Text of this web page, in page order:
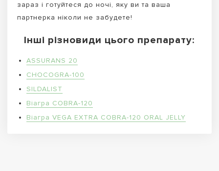
зараз і готуйтеся до ночі, яку ви та ваша
партнерка ніколи не забудете!
Інші різновиди цього препарату:
ASSURANS 20
CHOCOGRA-100
SILDALIST
Віагра COBRA-120
Віагра VEGA EXTRA COBRA-120 ORAL JELLY